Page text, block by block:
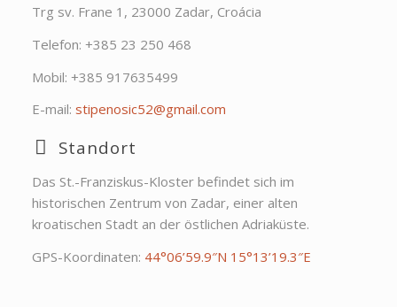
Trg sv. Frane 1, 23000 Zadar, Croácia
Telefon: +385 23 250 468
Mobil: +385 917635499
E-mail: stipenosic52@gmail.com
Standort
Das St.-Franziskus-Kloster befindet sich im
historischen Zentrum von Zadar, einer alten
kroatischen Stadt an der östlichen Adriaküste.
GPS-Koordinaten: 44°06’59.9″N 15°13’19.3″E